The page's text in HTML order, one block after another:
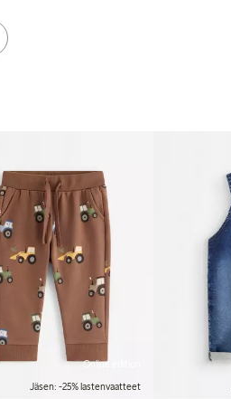
Online edition
Jäsen: -25% lastenvaatteet